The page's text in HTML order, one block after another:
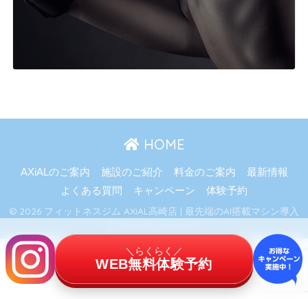
HOME
AXiALのご案内 施設のご紹介 料金のご案内
最新情報
よくある質問
キャンペーン 体験予約
© 2026 フィットネスジム AXiAL高崎店 | 最先端のAI搭載マシン導入
＼らくらく／
WEB無料体験予約